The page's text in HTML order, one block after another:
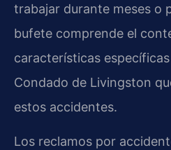
trabajar durante meses o
bufete comprende el
características
Condado de Livingston
estos accidentes.
Los reclamos por